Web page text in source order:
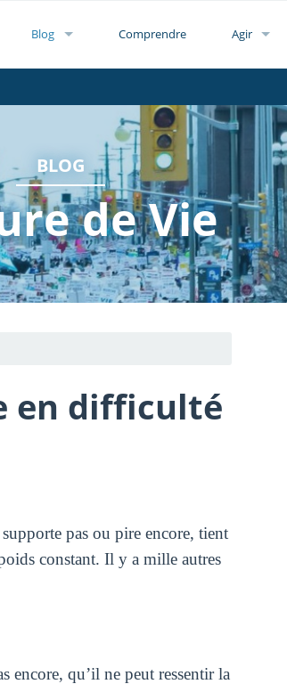
Blog Comprendre Agir
BLOG
de Vie
en difficulté
pas ou pire encore, tient
constant. Il y a mille autres
encore, qu’il ne peut ressentir la